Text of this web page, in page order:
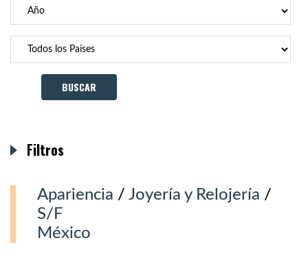
Apariencia / Joyería y Relojería /
S/F
México
Filtros